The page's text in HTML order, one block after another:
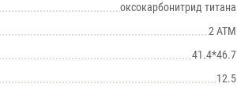
оксокарбонитрид титана
2 АТМ
41.4*46.7
12.5